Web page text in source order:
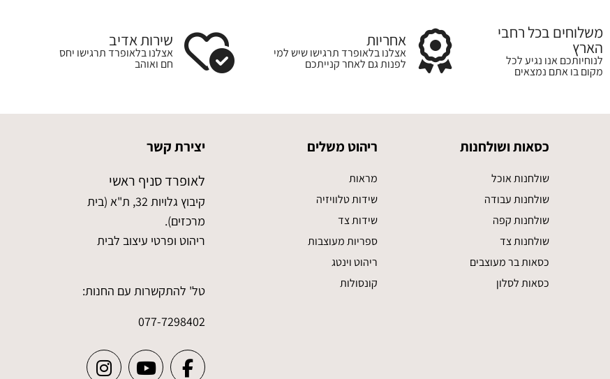
משלוחים בכל רחבי
הארץ
לנוחיותכם אנו נגיע לכל
מקום בו אתם נמצאים
אחריות
אצלנו בלאופרד תרגישו שיש למי
לפנות גם לאחר קנייתכם
שירות אדיב
אצלנו בלאופרד תרגישו יחס
חם ואוהב
כסאות ושולחנות
שולחנות אוכל
שולחנות עבודה
שולחנות קפה
שולחנות צד
כסאות בר מעוצבים
כסאות לסלון
ריהוט משלים
מראות
שידות טלוויזיה
שידות צד
ספריות מעוצבות
ריהוט וינטג
קונסולות
יצירת קשר
לאופרד סניף ראשי
קיבוץ גלויות 32, ת"א (בית
מרכזים).
ריהוט ופרטי עיצוב לבית
טל' להתקשרות עם החנות:
077-7298402